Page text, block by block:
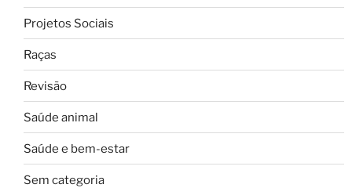
Projetos Sociais
Raças
Revisão
Saúde animal
Saúde e bem-estar
Sem categoria